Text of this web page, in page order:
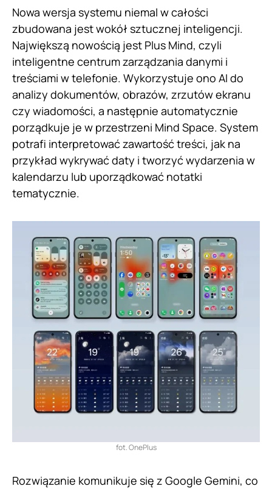
Nowa wersja systemu niemal w całości
zbudowana jest wokół sztucznej inteligencji.
Największą nowością jest Plus Mind, czyli
inteligentne centrum zarządzania danymi i
treściami w telefonie. Wykorzystuje ono AI do
analizy dokumentów, obrazów, zrzutów ekranu
czy wiadomości, a następnie automatycznie
porządkuje je w przestrzeni Mind Space. System
potrafi interpretować zawartość treści, jak na
przykład wykrywać daty i tworzyć wydarzenia w
kalendarzu lub uporządkować notatki
tematycznie.
fot. OnePlus
Rozwiązanie komunikuje się z Google Gemini, co